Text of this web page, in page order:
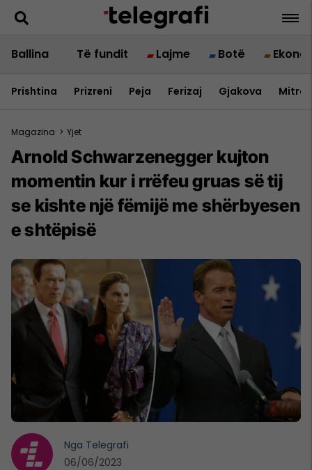
Ballina Të fundit Lajme Botë
Prishtina Prizreni Peja Ferizaj Gjakova
Magazina > Yjet
Arnold Schwarzenegger kujton
momentin kur i rrëfeu gruas së tij
se kishte një fëmijë me shërbyesen
e shtëpisë
Nga Telegrafi
06/06/2023